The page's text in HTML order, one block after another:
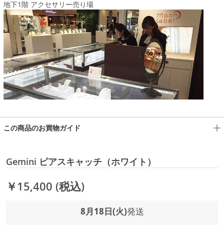
地下1階 アクセサリー売り場
この商品のお買物ガイド
Gemini ピアスキャッチ（ホワイト）
￥15,400 (税込)
8月18日(火)発送